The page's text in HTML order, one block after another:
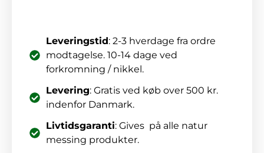
Leveringstid: 2-3 hverdage fra ordre
modtagelse. 10-14 dage ved
forkromning / nikkel.
Levering: Gratis ved køb over 500 kr.
indenfor Danmark.
Livtidsgaranti: Gives på alle natur
messing produkter.